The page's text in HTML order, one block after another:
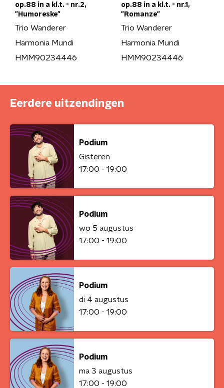
op.88 in a kl.t. - nr.2,
"Humoreske"
Trio Wanderer
Harmonia Mundi
HMM90234446
op.88 in a kl.t. - nr.1,
"Romanze"
Trio Wanderer
Harmonia Mundi
HMM90234446
Eerdere uitzendingen
Podium
Gisteren
17:00 - 19:00
Podium
wo 5 augustus
17:00 - 19:00
Podium
di 4 augustus
17:00 - 19:00
Podium
ma 3 augustus
17:00 - 19:00